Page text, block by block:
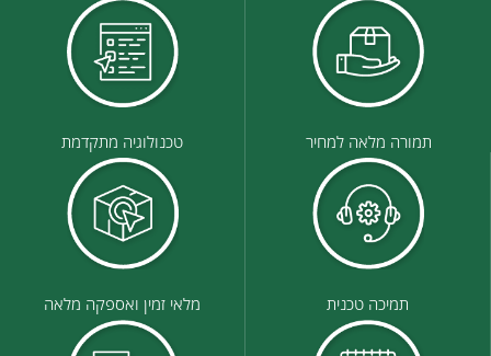
מלאה למחיר טכנולוגיה מתקדמת
תמיכה טכנית מלאי זמין ואספקה מלאה